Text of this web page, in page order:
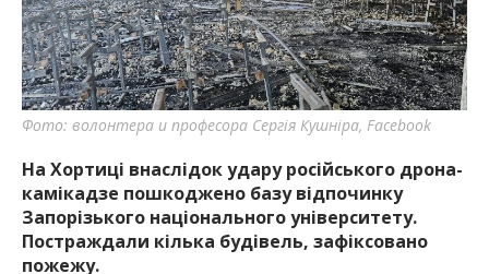
найважливішу інформацію про події
міста Запоріжжя та області.
Фото: волонтера и професора Сергія Кушніра, Facebook
На Хортиці внаслідок удару російського дрона-
камікадзе пошкоджено базу відпочинку
Запорізького національного університету.
Постраждали кілька будівель, зафіксовано
пожежу.